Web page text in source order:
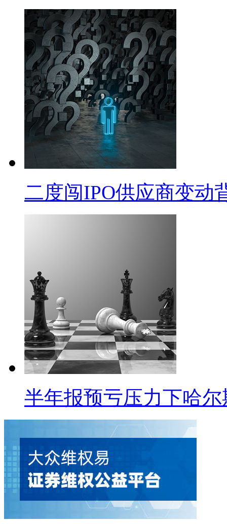
二度闯IPO供应商变动
半年报预亏压力下哈